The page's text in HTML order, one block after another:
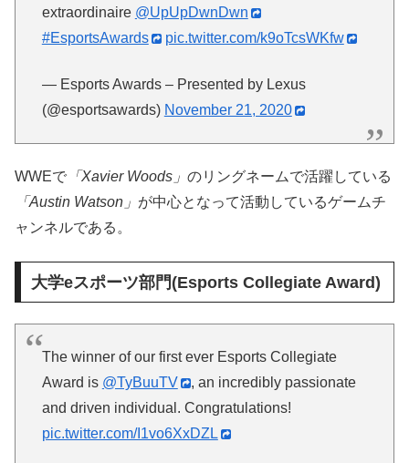
extraordinaire @UpUpDwnDwn
#EsportsAwards
pic.twitter.com/k9oTcsWKfw
— Esports Awards – Presented by Lexus
(@esportsawards) November 21, 2020
WWEで 「Xavier Woods」 のリングネームで活躍している
「Austin Watson」 が中心となって活動しているゲームチ
ャンネルである。
大学eスポーツ部門(Esports Collegiate Award)
The winner of our first ever Esports Collegiate
Award is @TyBuuTV
, an incredibly passionate
and driven individual. Congratulations!
pic.twitter.com/I1vo6XxDZL